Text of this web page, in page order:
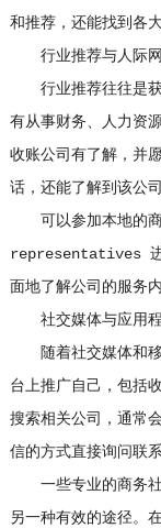
和推荐，还能找到各
行业推荐与人际
行业推荐往往是获
有从事财务、人力资
收账公司有了解，并
话，还能了解到该公
可以参加本地的商
representatives 进
面地了解公司的服务
社交媒体与应用
随着社交媒体和移
台上推广自己，包括
搜索相关公司，通常
信的方式直接询问联系
一些专业的商务社
另一种有效的途径。